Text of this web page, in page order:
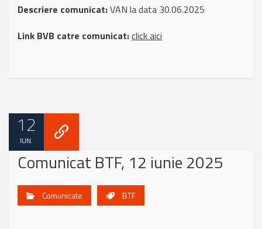
Descriere comunicat:VAN la data 30.06.2025
Link BVB catre comunicat:click aici
12
IUN.
Comunicat BTF, 12 iunie 2025
Comunicate BTF